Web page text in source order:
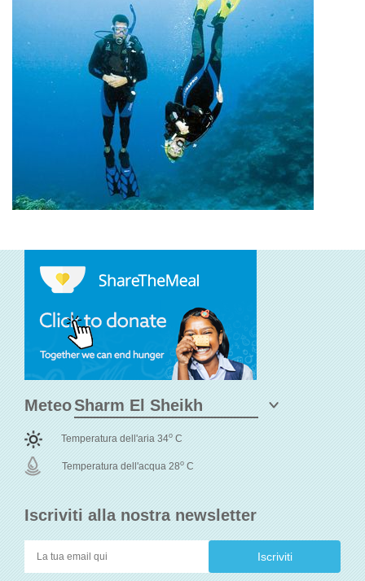
Iscriviti alla nostra newsletter
Meteo
Temperatura dell'aria 34o C
Temperatura dell'acqua 28o C